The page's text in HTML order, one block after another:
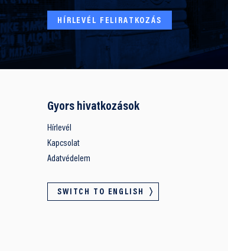
HÍRLEVÉL FELIRATKOZÁS
Gyors hivatkozások
Hírlevél
Kapcsolat
Adatvédelem
SWITCH TO ENGLISH